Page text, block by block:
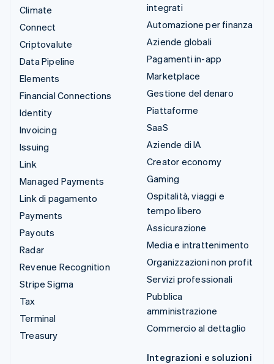
Climate
Connect
Criptovalute
Data Pipeline
Elements
Financial Connections
Identity
Invoicing
Issuing
Link
Managed Payments
Link di pagamento
Payments
Payouts
Radar
Revenue Recognition
Stripe Sigma
Tax
Terminal
Treasury
integrati
Automazione per finanza
Aziende globali
Pagamenti in-app
Marketplace
Gestione del denaro
Piattaforme
SaaS
Aziende di IA
Creator economy
Gaming
Ospitalità, viaggi e
tempo libero
Assicurazione
Media e intrattenimento
Organizzazioni non profit
Servizi professionali
Pubblica
amministrazione
Commercio al dettaglio
Integrazioni e soluzioni